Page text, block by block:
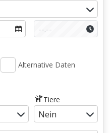
Alternative Daten
Tiere